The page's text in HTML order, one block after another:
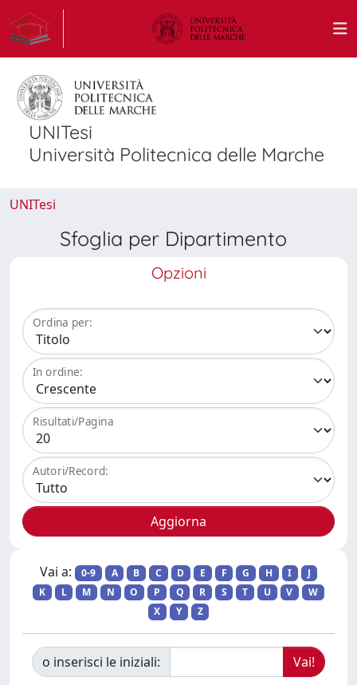
UNITesi
Università Politecnica delle Marche
UNITesi
Sfoglia per Dipartimento
Opzioni
Ordina per:
In ordine:
Risultati/Pagina
Autori/Record:
Vai a: 0-9 A B C D E F G H I
J
K
L M N O P Q R S T U V
W
X
Y Z
o inserisci le iniziali: